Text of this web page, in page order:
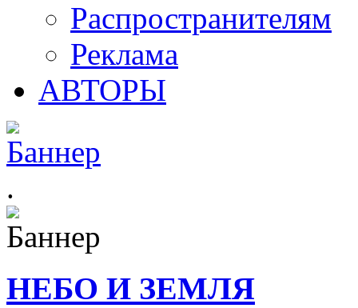
Распространителям
Реклама
АВТОРЫ
.
НЕБО И ЗЕМЛЯ